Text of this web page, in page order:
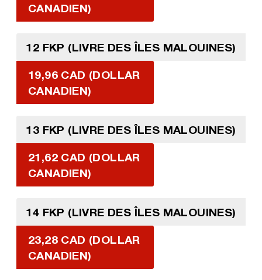
CANADIEN)
12 FKP (LIVRE DES ÎLES MALOUINES)
19,96 CAD (DOLLAR
CANADIEN)
13 FKP (LIVRE DES ÎLES MALOUINES)
21,62 CAD (DOLLAR
CANADIEN)
14 FKP (LIVRE DES ÎLES MALOUINES)
23,28 CAD (DOLLAR
CANADIEN)